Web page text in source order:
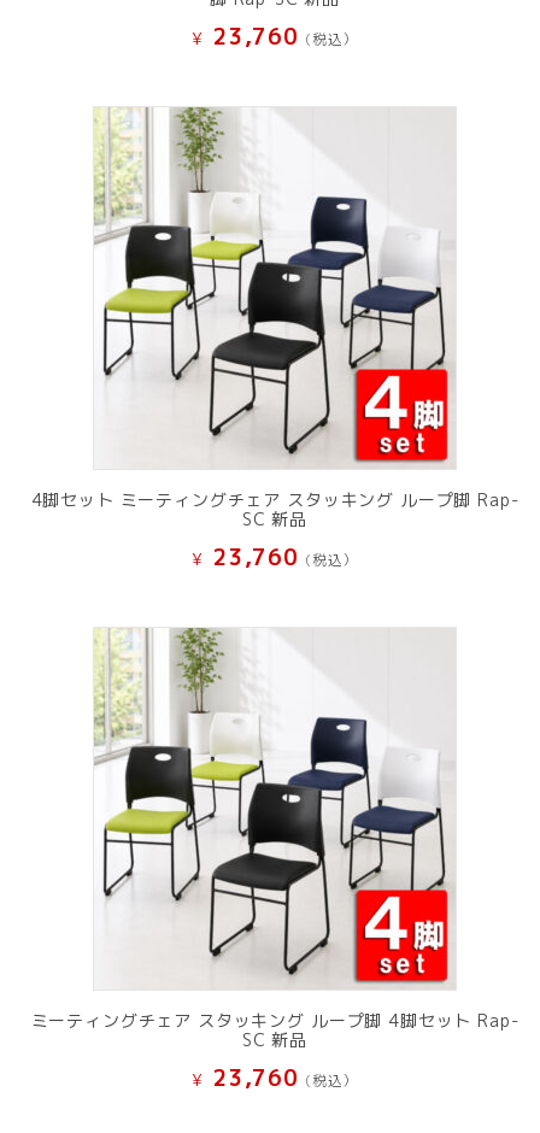
¥ 23,760 (税込）
4脚セット ミーティングチェア スタッキング ループ脚 Rap-
SC 新品
¥ 23,760 (税込）
ミーティングチェア スタッキング ループ脚 4脚セット Rap-
SC 新品
¥ 23,760 (税込）